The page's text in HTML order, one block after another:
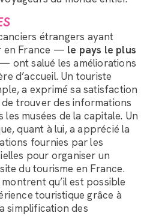
étrangers ayant
en France — le pays le plus
— ont salué les améliorations
d’accueil. Un touriste
a exprimé sa satisfaction
trouver des informations
les musées de la capitale. Un
quant à lui, a apprécié la
fournies par les
pour organiser un
du tourisme en France.
qu’il est possible
touristique grâce à
simplification des